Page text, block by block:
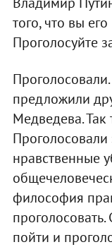
того, что вы
Проголосуйте
предложили
Медведева.
Проголосовали
нравственные
философия
пойти и